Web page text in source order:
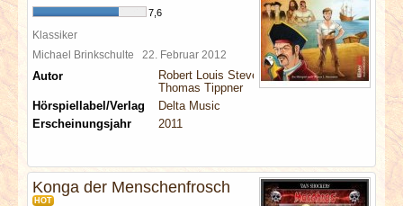
7,6
Klassiker
Michael Brinkschulte 22. Februar 2012
Autor
Robert Louis Stevenson
Thomas Tippner
Hörspiellabel/Verlag
Delta Music
Erscheinungsjahr
2011
Konga der Menschenfrosch
HOT